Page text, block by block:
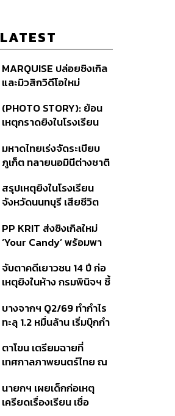
LATEST
MARQUISE ปล่อยซิงเกิล
และมิวสิกวิดีโอใหม่
สัมพันธ์สุด Toxic
(PHOTO STORY): ย้อน
เหตุกราดยิงในโรงเรียน
นักเรียน
มหาดไทยเร่งจัดระเบียบ
ภูเก็ต ทลายนอมินีต่างชาติ
ที่ดิน เคลียร์ใบอนุญาต
โรงแรมค้าง 7 ปี
สรุปเหตุยิงในโรงเรียน
จังหวัดนนทบุรี เสียชีวิต
ปมค้นประวัติคดีกราดยิงที่
สหรัฐฯ
PP KRIT ส่งซิงเกิลใหม่
‘Your Candy’ พร้อมพา
สิกวิดีโอ
จับตาคดีเยาวชน 14 ปี ก่อ
เหตุยิงในห้าง กรมพินิจฯ ชี้
เนื่อง ประเมินปล่อยตัว
บางจากฯ Q2/69 ทำกำไร
ทะลุ 1.2 หมื่นล้าน เริ่มบุ๊กกำ
แรก หนุนรายได้ครึ่งปีทะลุ
3.2 แสนล้าน
ตาโขน เตรียมฉายที่
เทศกาลภาพยนตร์ไทย ณ
นายกฯ เผยเด็กก่อเหตุ
เครียดเรื่องเรียน เชื่อ